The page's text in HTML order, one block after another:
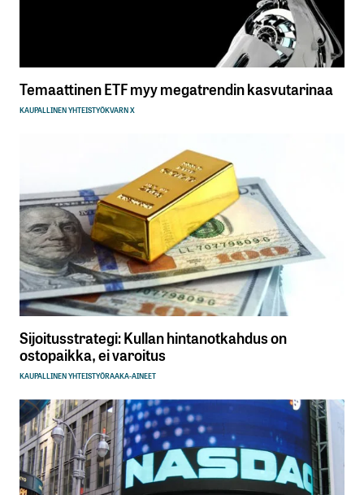
Temaattinen ETF myy megatrendin kasvutarinaa
KAUPALLINEN YHTEISTYÖKVARN X
Sijoitusstrategi: Kullan hintanotkahdus on
ostopaikka, ei varoitus
KAUPALLINEN YHTEISTYÖRAAKA-AINEET